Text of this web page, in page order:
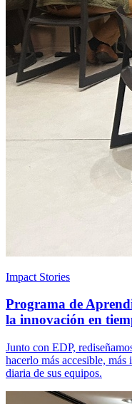
Impact Stories
Programa de
la innovación en
Junto con EDP,
hacerlo más accesible,
diaria de sus equipos.